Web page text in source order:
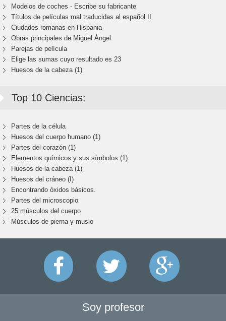
Modelos de coches - Escribe su fabricante
Títulos de películas mal traducidas al español II
Ciudades romanas en Hispania
Obras principales de Miguel Ángel
Parejas de película
Elige las sumas cuyo resultado es 23
Huesos de la cabeza (1)
Top 10 Ciencias:
Partes de la célula
Huesos del cuerpo humano (1)
Partes del corazón (1)
Elementos químicos y sus símbolos (1)
Huesos de la cabeza (1)
Huesos del cráneo (I)
Encontrando óxidos básicos.
Partes del microscopio
25 músculos del cuerpo
Músculos de pierna y muslo
Soy profesor